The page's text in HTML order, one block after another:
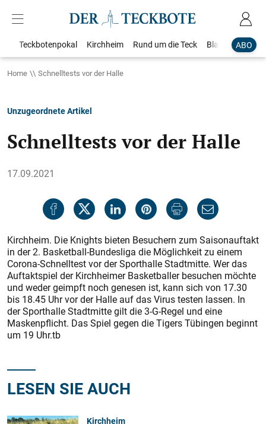
ABO
Teckbotenpokal Kirchheim Rund um die Teck Blaulicht
Home Schnelltests vor der Halle
Unzugeordnete Artikel
Schnelltests vor der Halle
17.09.2021
Kirchheim. Die Knights bieten Besuchern zum Saisonauftakt
in der 2. Basketball-Bundesliga die Möglichkeit zu einem
Corona-Schnelltest vor der Sporthalle Stadtmitte. Wer das
Auftaktspiel der Kirchheimer Basketballer besuchen möchte
und weder geimpft noch genesen ist, kann sich von 17.30
bis 18.45 Uhr vor der Halle auf das Virus testen lassen. In
der Sporthalle Stadtmitte gilt die 3-G-Regel und eine
Maskenpflicht. Das Spiel gegen die Tigers Tübingen beginnt
um 19 Uhr.tb
LESEN SIE AUCH
Kirchheim